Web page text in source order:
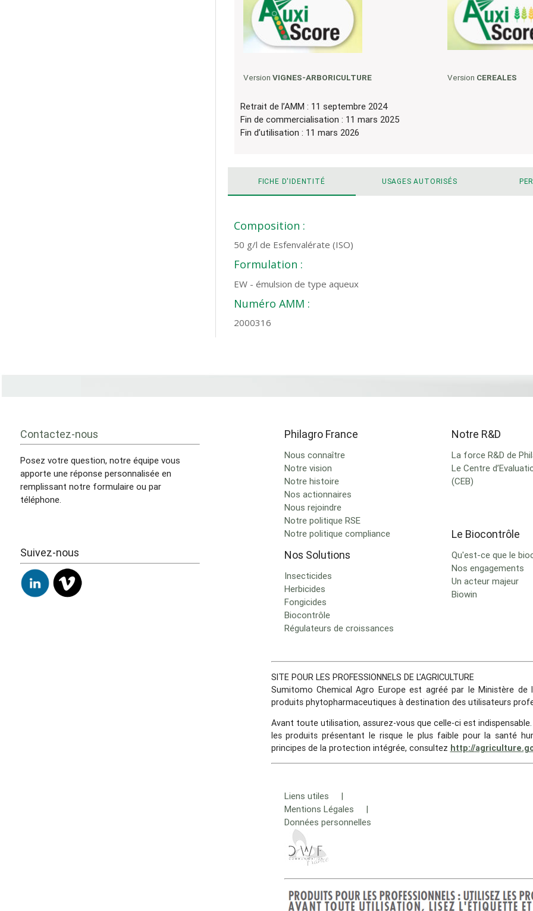
Version VIGNES-ARBORICULTURE Version CEREALES
Retrait de l’AMM : 11 septembre 2024
Fin de commercialisation : 11 mars 2025
Fin d’utilisation : 11 mars 2026
FICHE D'IDENTITÉ USAGES AUTORISÉS
Composition :
50 g/l de Esfenvalérate (ISO)
Formulation :
EW - émulsion de type aqueux
Numéro AMM :
2000316
Contactez-nous
Posez votre question, notre équipe vous
apporte une réponse personnalisée en
remplissant notre formulaire ou par
téléphone.
Suivez-nous
Philagro France
Nous connaître
Notre vision
Notre histoire
Nos actionnaires
Nous rejoindre
Notre politique RSE
Notre politique compliance
Nos Solutions
Insecticides
Herbicides
Fongicides
Biocontrôle
Régulateurs de croissances
Notre R&D
La force R&D de
Le Centre
(CEB)
Le Biocontrôle
Qu'est-ce que le
Nos engagements
Un acteur majeur
Biowin
SITE POUR LES PROFESSIONNELS DE L'AGRICULTURE
Sumitomo Chemical Agro Europe est agréé par le Ministère de
produits phytopharmaceutiques à destination des utilisateurs
Avant toute utilisation, assurez-vous que celle-ci est
les produits présentant le risque le plus faible pour la santé
principes de la protection intégrée, consultez http://
Liens utiles |
Mentions Légales |
Données personnelles